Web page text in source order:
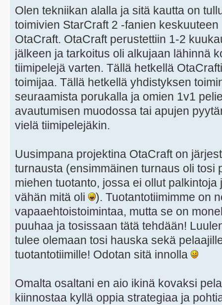
Olen tekniikan alalla ja sitä kautta on
toimivien StarCraft 2 -fanien
OtaCraft. OtaCraft perustettiin 1-2
jälkeen ja tarkoitus oli alkujaan lähinnä
tiimipelejä varten. Tällä hetkellä
toimijaa. Tällä hetkellä yhdistyksen
seuraamista porukalla ja omien 1v1
avautumisen muodossa tai apujen
vielä tiimipelejäkin.
Uusimpana projektina OtaCraft on
turnausta (ensimmäinen turnaus oli tosi
miehen tuotanto, jossa ei ollut
vähän mitä oli
). Tuotantotiimimme on
vapaaehtoistoimintaa, mutta se on
puuhaa ja tosissaan tätä tehdään!
tulee olemaan tosi hauska sekä
tuotantotiimille! Odotan sitä innolla
Omalta osaltani en aio ikinä kovaksi
kiinnostaa kyllä oppia strategiaa ja